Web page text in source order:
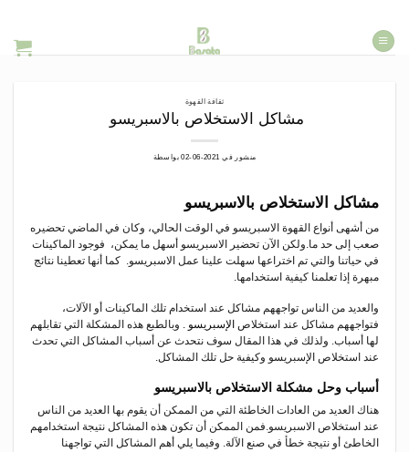
ثقافة القهوة
مشاكل الاستخلاص بالاسبريسو
منشور في 2021-06-02 بواسطة
مشاكل الاستخلاص بالاسبريسو
من أشهى أنواع القهوة الاسبريسو في الوقت الحالي، وكان في الماضي تحضيره
صعب إلى حد ما.ولكن الآن تحضير الاسبريسو أسهل ما يمكن، فوجود الماكينات
في حياتنا والتي تم اختراعها سهلت علينا عمل الاسبريسو. كما أنها تعطينا نتائج
مبهرة إذا تعلمنا كيفية استخدامها.
والعديد من الناس تواجههم مشاكل عند استخدام تلك الماكينات أو الآلات،
فتواجههم مشاكل عند استخلاص الإسبريسو . وبالطبع هذه المشكلة التي تقابلهم
لها أسباب. ولذلك في هذا المقال سوف نتحدث عن أسباب المشاكل التي تحدث
عند استخلاص الإسبريسو وكيفية حل تلك المشاكل.
أسباب وحل مشكلة الاستخلاص بالاسبريسو
هناك العديد من العادات الخاطئة التي من الممكن أن يقوم بها العديد من الناس
عند استخلاص الاسبريسو.فمن الممكن أن تكون هذه المشاكل نتيجة استخدامهم
الخاطئ أو نتيجة خطأ في صنع الآلة. وفيما يلي أهم المشاكل التي تواجهنا